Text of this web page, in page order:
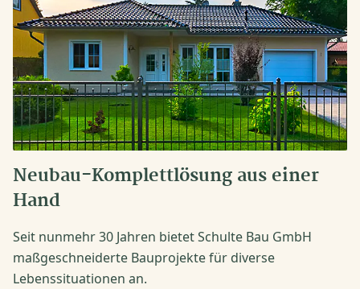
Neubau-Komplettlösung aus einer
Hand
Seit nunmehr 30 Jahren bietet Schulte Bau GmbH
maßgeschneiderte Bauprojekte für diverse
Lebenssituationen an.